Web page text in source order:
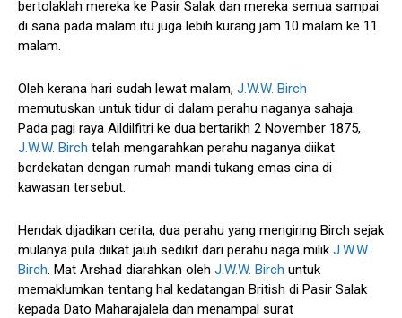
bertolaklah mereka ke Pasir Salak dan mereka semua sampai
di sana pada malam itu juga lebih kurang jam 10 malam ke 11
malam.
Oleh kerana hari sudah lewat malam, J.W.W. Birch
memutuskan untuk tidur di dalam perahu naganya sahaja.
Pada pagi raya Aildilfitri ke dua bertarikh 2 November 1875,
J.W.W. Birch telah mengarahkan perahu naganya diikat
berdekatan dengan rumah mandi tukang emas cina di
kawasan tersebut.
Hendak dijadikan cerita, dua perahu yang mengiring Birch sejak
mulanya pula diikat jauh sedikit dari perahu naga milik J.W.W.
Birch. Mat Arshad diarahkan oleh J.W.W. Birch untuk
memaklumkan tentang hal kedatangan British di Pasir Salak
kepada Dato Maharajalela dan menampal surat